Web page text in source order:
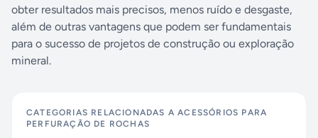
obter resultados mais precisos, menos ruído e desgaste,
além de outras vantagens que podem ser fundamentais
para o sucesso de projetos de construção ou exploração
mineral.
CATEGORIAS RELACIONADAS AACESSÓRIOS PARA
PERFURAÇÃO DE ROCHAS